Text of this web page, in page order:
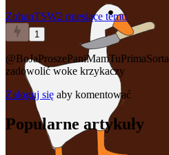
ZohanTSW2 miesiące temu
1
@BoJaProszePaniMamTuPrimaSorta
zadowolić woke krzykaczy
Zaloguj się aby komentować
Popularne artykuły